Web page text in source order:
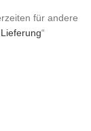
für andere
“